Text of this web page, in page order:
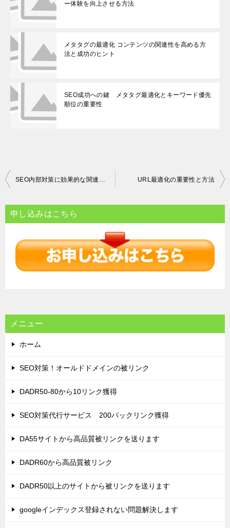
ー体験を向上させる方法
メタタグの最適化 コンテンツの関連性を高める方
法と成功のヒント
SEO成功への鍵 メタタグ最適化とキーワード優先
順位の重要性
投
ナ
SEO内部対策に効果的な関連キーワードの活用方法と最適密度について URL最適化の重要性と方法
申し込みはこちら
メニュー
ホーム
SEO対策！オールドドメインの被リンク
DADR50-80から10リンク獲得
SEO対策代行サービス 200バックリンク獲得
DA55サイトから高品質被リンクを送ります
DADR60から高品質被リンク
DADR50以上のサイトから被リンクを送ります
googleインデックス登録されない問題解決します